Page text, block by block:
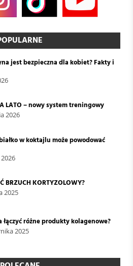
jest bezpieczna dla kobiet? Fakty i
LATO – nowy system treningowy
2026
w koktajlu może powodować
BRZUCH KORTYZOLOWY?
2025
łączyć różne produkty kolagenowe?
2025